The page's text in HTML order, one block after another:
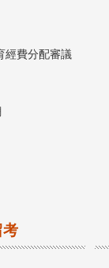
經費分配審議
考